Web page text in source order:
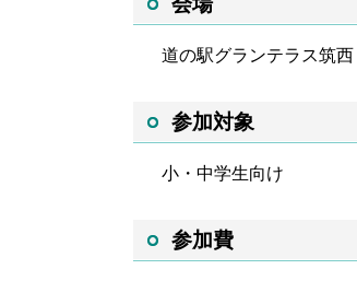
道の駅グランテラス筑
参加対象
小・中学生向け
参加費